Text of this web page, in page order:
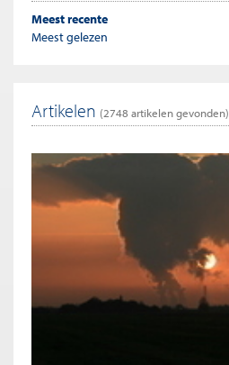
Meest recente
Meest gelezen
Artikelen (2748 artikelen gevonden)